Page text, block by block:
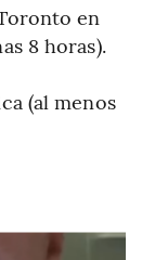
en
8 horas).
(al menos